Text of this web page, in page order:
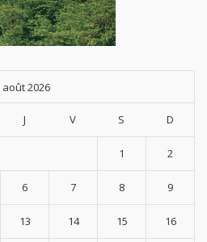
août 2026
J V S D
1 2
6 7 8 9
13 14 15 16